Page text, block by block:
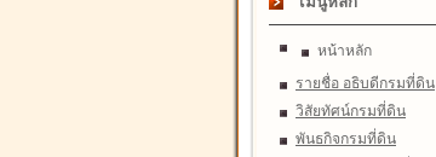
หน้าหลัก
รายชื่อ อธิบดีกรมที่ดิน
วิสัยทัศน์กรมที่ดิน
พันธกิจกรมที่ดิน